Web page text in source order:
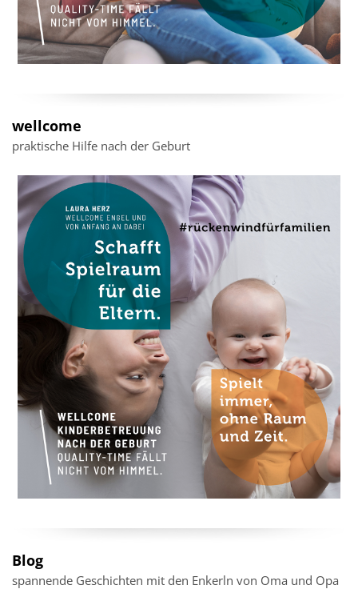
wellcome
praktische Hilfe nach der Geburt
Blog
spannende Geschichten mit den Enkerln von Oma und Opa